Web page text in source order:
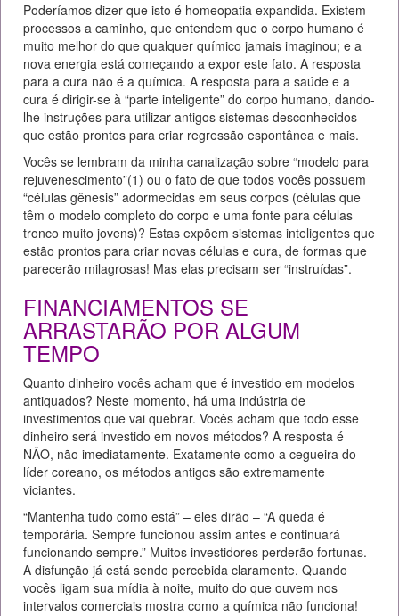
Poderíamos dizer que isto é homeopatia expandida. Existem
processos a caminho, que entendem que o corpo humano é
muito melhor do que qualquer químico jamais imaginou; e a
nova energia está começando a expor este fato. A resposta
para a cura não é a química. A resposta para a saúde e a
cura é dirigir-se à “parte inteligente” do corpo humano, dando-
lhe instruções para utilizar antigos sistemas desconhecidos
que estão prontos para criar regressão espontânea e mais.
Vocês se lembram da minha canalização sobre “modelo para
rejuvenescimento”(1) ou o fato de que todos vocês possuem
“células gênesis” adormecidas em seus corpos (células que
têm o modelo completo do corpo e uma fonte para células
tronco muito jovens)? Estas expõem sistemas inteligentes que
estão prontos para criar novas células e cura, de formas que
parecerão milagrosas! Mas elas precisam ser “instruídas”.
FINANCIAMENTOS SE
ARRASTARÃO POR ALGUM
TEMPO
Quanto dinheiro vocês acham que é investido em modelos
antiquados? Neste momento, há uma indústria de
investimentos que vai quebrar. Vocês acham que todo esse
dinheiro será investido em novos métodos? A resposta é
NÃO, não imediatamente. Exatamente como a cegueira do
líder coreano, os métodos antigos são extremamente
viciantes.
“Mantenha tudo como está” – eles dirão – “A queda é
temporária. Sempre funcionou assim antes e continuará
funcionando sempre.” Muitos investidores perderão fortunas.
A disfunção já está sendo percebida claramente. Quando
vocês ligam sua mídia à noite, muito do que ouvem nos
intervalos comerciais mostra como a química não funciona!